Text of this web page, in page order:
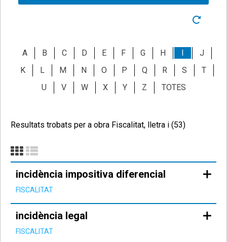
Neteja
A B C D E F G H I
J
K
L M N O P Q R S
T
U
V W X Y Z TOTES
Resultats trobats per a obra Fiscalitat, lletra i (53)
incidència impositiva diferencial
FISCALITAT
incidència legal
FISCALITAT